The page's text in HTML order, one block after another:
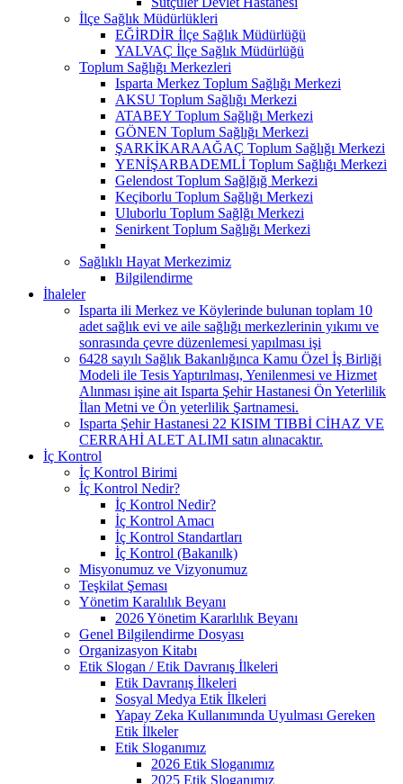
İlçe Sağlık Müdürlükleri
EĞİRDİR İlçe Sağlık Müdürlüğü
YALVAÇ İlçe Sağlık Müdürlüğü
Toplum Sağlığı Merkezleri
Isparta Merkez Toplum Sağlığı Merkezi
AKSU Toplum Sağlığı Merkezi
ATABEY Toplum Sağlığı Merkezi
GÖNEN Toplum Sağlığı Merkezi
ŞARKİKARAAĞAÇ Toplum Sağlığı Merkezi
YENİŞARBADEMLİ Toplum Sağlığı Merkezi
Gelendost Toplum Sağlğığ Merkezi
Keçiborlu Toplum Sağlığı Merkezi
Uluborlu Toplum Sağlğı Merkezi
Senirkent Toplum Sağlığı Merkezi
Sağlıklı Hayat Merkezimiz
Bilgilendirme
İhaleler
Isparta ili Merkez ve Köylerinde bulunan toplam 10
adet sağlık evi ve aile sağlığı merkezlerinin yıkımı ve
sonrasında çevre düzenlemesi yapılması işi
6428 sayılı Sağlık Bakanlığınca Kamu Özel İş Birliği
Modeli ile Tesis Yaptırılması, Yenilenmesi ve Hizmet
Alınması işine ait Isparta Şehir Hastanesi Ön Yeterlilik
İlan Metni ve Ön yeterlilik Şartnamesi.
Isparta Şehir Hastanesi 22 KISIM TIBBİ CİHAZ VE
CERRAHİ ALET ALIMI satın alınacaktır.
İç Kontrol
İç Kontrol Birimi
İç Kontrol Nedir?
İç Kontrol Nedir?
İç Kontrol Amacı
İç Kontrol Standartları
İç Kontrol (Bakanılk)
Misyonumuz ve Vizyonumuz
Teşkilat Şeması
Yönetim Karalılık Beyanı
2026 Yönetim Kararlılık Beyanı
Genel Bilgilendirme Dosyası
Organizasyon Kitabı
Etik Slogan / Etik Davranış İlkeleri
Etik Davranış İlkeleri
Sosyal Medya Etik İlkeleri
Yapay Zeka Kullanımında Uyulması Gereken
Etik İlkeler
Etik Sloganımız
2026 Etik Sloganımız
2025 Etik Sloganımız